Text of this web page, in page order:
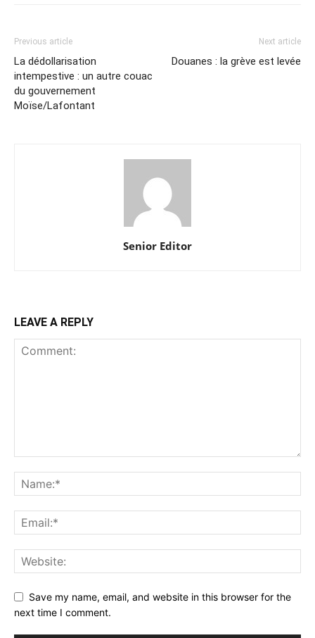
Previous article
La dédollarisation
intempestive : un autre couac
du gouvernement
Moïse/Lafontant
Next article
Douanes : la grève est levée
Senior Editor
LEAVE A REPLY
Save my name, email, and website in this browser for the
next time I comment.